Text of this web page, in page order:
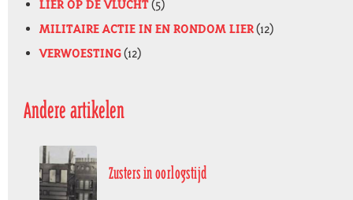
LIER OP DE VLUCHT(5)
MILITAIRE ACTIE IN EN RONDOM LIER(12)
VERWOESTING(12)
Andere artikelen
Zusters in oorlogstijd